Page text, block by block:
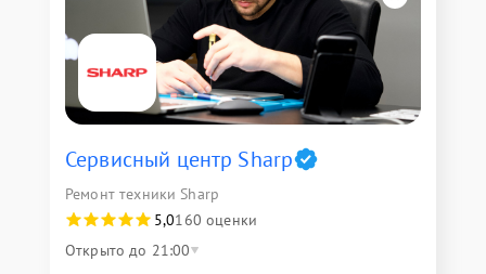
Сервисный центр Sharp
Ремонт техники Sharp
5,0160 оценки
Открыто до 21:00